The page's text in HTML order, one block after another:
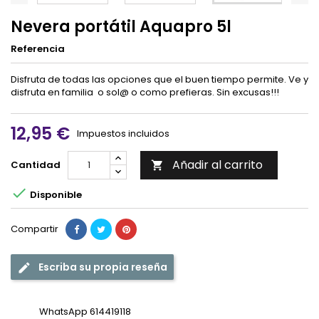
Nevera portátil Aquapro 5l
Referencia
Disfruta de todas las opciones que el buen tiempo permite. Ve y
disfruta en familia o sol@ o como prefieras. Sin excusas!!!
12,95 € Impuestos incluidos
Cantidad  Añadir al carrito
 Disponible
Compartir
Escriba su propia reseña
WhatsApp 614419118